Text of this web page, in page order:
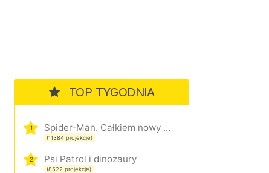
TOP TYGODNIA
1 Spider-Man. Całkiem nowy dzień
(11384 projekcje)
2 Psi Patrol i dinozaury
(8522 projekcje)